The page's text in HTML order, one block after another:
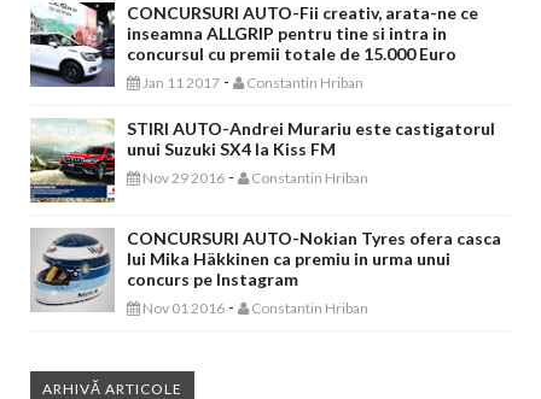
CONCURSURI AUTO-Fii creativ, arata-ne ce
inseamna ALLGRIP pentru tine si intra in
concursul cu premii totale de 15.000 Euro
Jan 11 2017 - Constantin Hriban
STIRI AUTO-Andrei Murariu este castigatorul
unui Suzuki SX4 la Kiss FM
Nov 29 2016 - Constantin Hriban
CONCURSURI AUTO-Nokian Tyres ofera casca
lui Mika Häkkinen ca premiu in urma unui
concurs pe Instagram
Nov 01 2016 - Constantin Hriban
ARHIVĂ ARTICOLE